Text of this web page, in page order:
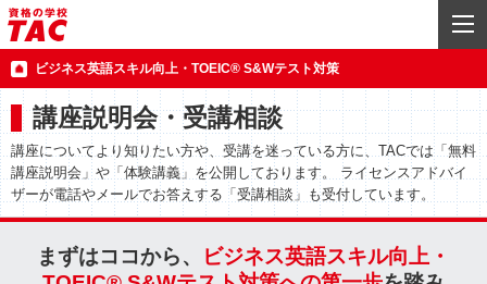
ビジネス英語スキル向上・TOEIC® S&Wテスト対策
講座説明会・受講相談
講座についてより知りたい方や、受講を迷っている方に、TACでは「無料
講座説明会」や「体験講義」を公開しております。 ライセンスアドバイ
ザーが電話やメールでお答えする「受講相談」も受付しています。
まずはココから、
ビジネス英語スキル向上・